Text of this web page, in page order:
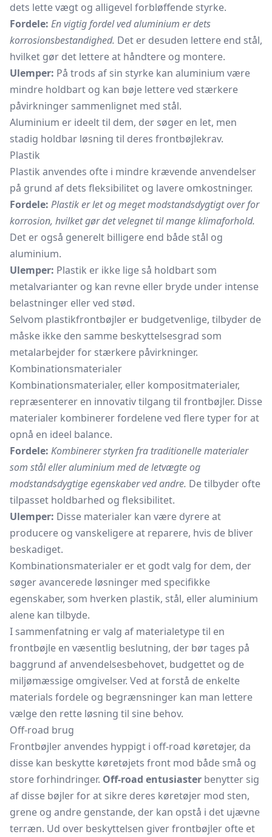
dets lette vægt og alligevel forbløffende styrke.
Fordele: En vigtig fordel ved aluminium er dets
korrosionsbestandighed. Det er desuden lettere end stål,
hvilket gør det lettere at håndtere og montere.
Ulemper: På trods af sin styrke kan aluminium være
mindre holdbart og kan bøje lettere ved stærkere
påvirkninger sammenlignet med stål.
Aluminium er ideelt til dem, der søger en let, men
stadig holdbar løsning til deres frontbøjlekrav.
Plastik
Plastik anvendes ofte i mindre krævende anvendelser
på grund af dets fleksibilitet og lavere omkostninger.
Fordele: Plastik er let og meget modstandsdygtigt over for
korrosion, hvilket gør det velegnet til mange klimaforhold.
Det er også generelt billigere end både stål og
aluminium.
Ulemper: Plastik er ikke lige så holdbart som
metalvarianter og kan revne eller bryde under intense
belastninger eller ved stød.
Selvom plastikfrontbøjler er budgetvenlige, tilbyder de
måske ikke den samme beskyttelsesgrad som
metalarbejder for stærkere påvirkninger.
Kombinationsmaterialer
Kombinationsmaterialer, eller kompositmaterialer,
repræsenterer en innovativ tilgang til frontbøjler. Disse
materialer kombinerer fordelene ved flere typer for at
opnå en ideel balance.
Fordele: Kombinerer styrken fra traditionelle materialer
som stål eller aluminium med de letvægte og
modstandsdygtige egenskaber ved andre. De tilbyder ofte
tilpasset holdbarhed og fleksibilitet.
Ulemper: Disse materialer kan være dyrere at
producere og vanskeligere at reparere, hvis de bliver
beskadiget.
Kombinationsmaterialer er et godt valg for dem, der
søger avancerede løsninger med specifikke
egenskaber, som hverken plastik, stål, eller aluminium
alene kan tilbyde.
I sammenfatning er valg af materialetype til en
frontbøjle en væsentlig beslutning, der bør tages på
baggrund af anvendelsesbehovet, budgettet og de
miljømæssige omgivelser. Ved at forstå de enkelte
materials fordele og begrænsninger kan man lettere
vælge den rette løsning til sine behov.
Off-road brug
Frontbøjler anvendes hyppigt i off-road køretøjer, da
disse kan beskytte køretøjets front mod både små og
store forhindringer. Off-road entusiaster benytter sig
af disse bøjler for at sikre deres køretøjer mod sten,
grene og andre genstande, der kan opstå i det ujævne
terræn. Ud over beskyttelsen giver frontbøjler ofte et